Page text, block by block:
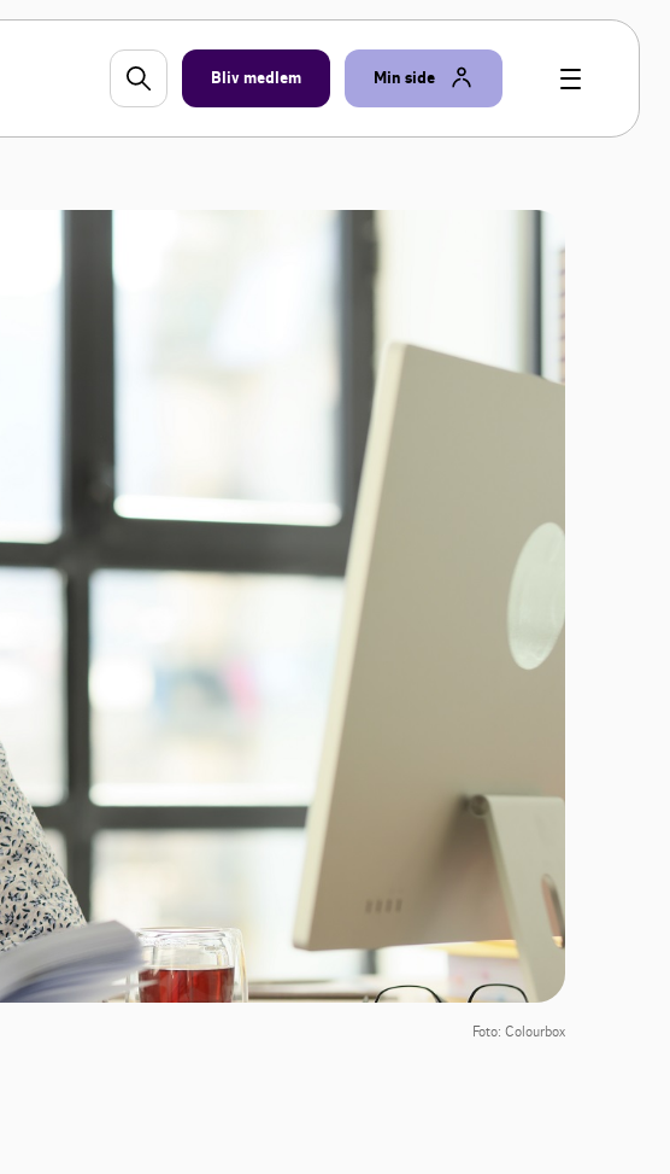
Bliv medlem Min side
Foto: Colourbox